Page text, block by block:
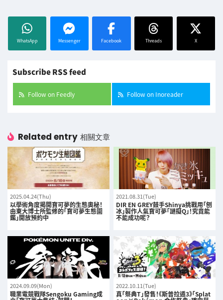
WhatsApp Messenger Facebook Threads X
Subscribe RSS feed
Follow on Feedly Follow on Inoreader
Related entry 相關文章
2025.04.24(Thu)
以學術角度揭開寶可夢的生態奧秘！
由東大博士所監修的「寶可夢生態圖
鑑」開放預約中
2021.08.31(Tue)
DIR EN GREY鼓手Shinya挑戰用「刨
冰」製作人氣寶可夢「謎擬Q」！究竟能
不能成功呢？
2024.09.09(Mon)
職業電競戰隊Sengoku Gaming成
2022.10.11(Tue)
真「祭典T」發售！《斯普拉遁3》「Splat